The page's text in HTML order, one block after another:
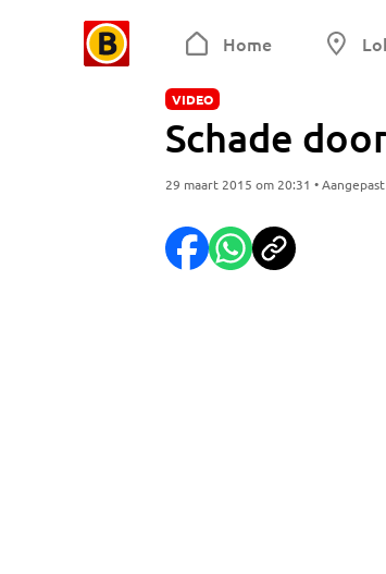
Home
VIDEO
Schade
29 maart 2015 om 20:31 •